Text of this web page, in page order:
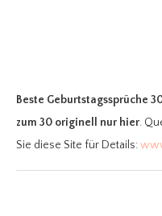
Beste Geburtstagssprüche
zum 30 originell nur hier.
Sie diese Site für Details: